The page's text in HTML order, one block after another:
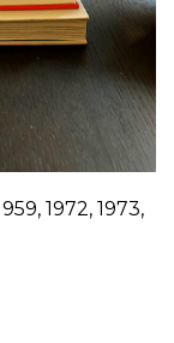
1972, 1973,